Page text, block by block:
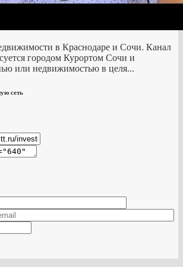
в Краснодаре и Сочи. Канал
городом Курортом Сочи и
или недвижимостью в целя...
сеть